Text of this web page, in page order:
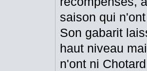
saison qui
Son gabarit
haut niveau
n'ont ni